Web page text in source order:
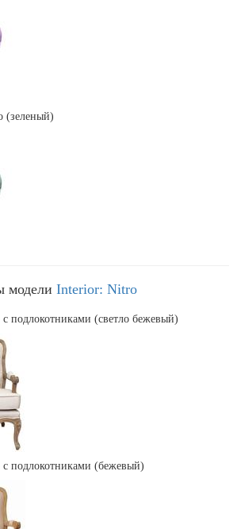
(зеленый)
модели Interior: Nitro
подлокотниками (светло бежевый)
подлокотниками (бежевый)